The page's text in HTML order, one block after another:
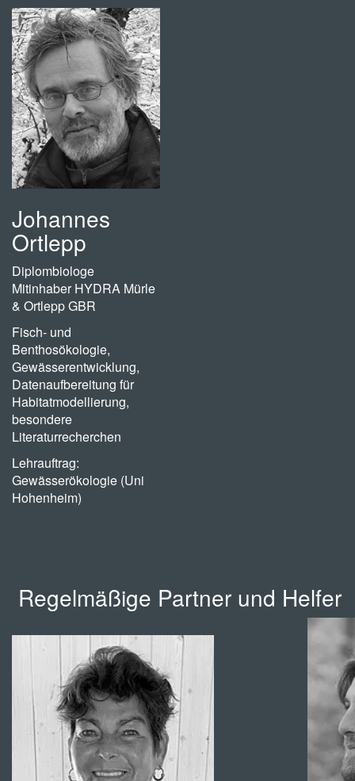
Johannes
Ortlepp
Diplombiologe
Mitinhaber HYDRA Mürle
& Ortlepp GBR
Fisch- und
Benthosökologie,
Gewässerentwicklung,
Datenaufbereitung für
Habitatmodellierung,
besondere
Literaturrecherchen
Lehrauftrag:
Gewässerökologie (Uni
Hohenheim)
Regelmäßige Partner und Helfer